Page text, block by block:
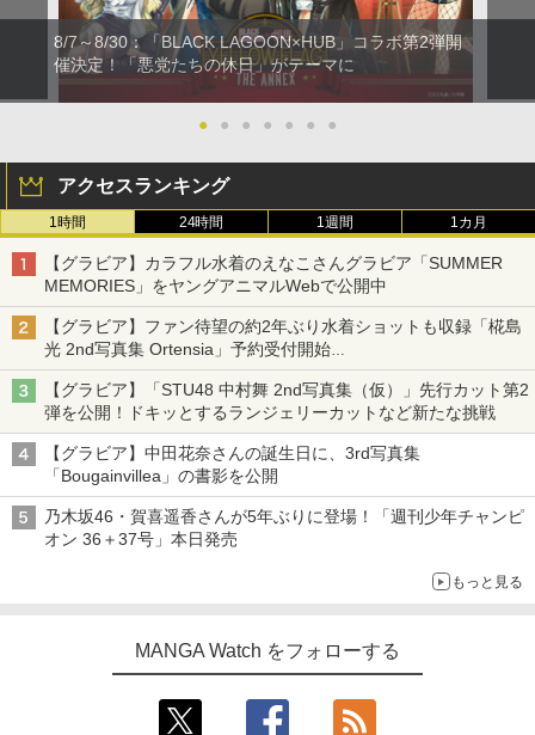
8/7～8/30：「BLACK LAGOON×HUB」コラボ第2弾開
催決定！「悪党たちの休日」がテーマに
● ● ● ● ● ● ●
アクセスランキング
1時間 24時間 1週間 1カ月
【グラビア】カラフル水着のえなこさんグラビア「SUMMER
MEMORIES」をヤングアニマルWebで公開中
【グラビア】ファン待望の約2年ぶり水着ショットも収録「椛島
光 2nd写真集 Ortensia」予約受付開始
10月30日発売
【グラビア】「STU48 中村舞 2nd写真集（仮）」先行カット第2
弾を公開！ドキッとするランジェリーカットなど新たな挑戦
【グラビア】中田花奈さんの誕生日に、3rd写真集
「Bougainvillea」の書影を公開
乃木坂46・賀喜遥香さんが5年ぶりに登場！「週刊少年チャンピ
オン 36＋37号」本日発売
もっと見る
MANGA Watch をフォローする